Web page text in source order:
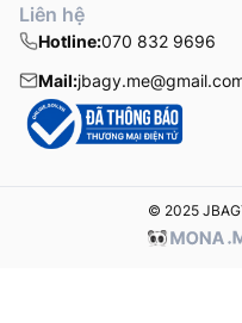
Liên hệ
Hotline:070 832 9696
Mail:
© 2025